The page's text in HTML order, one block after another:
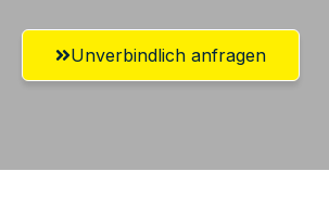
Unverbindlich anfragen